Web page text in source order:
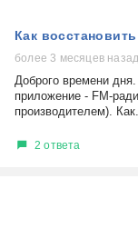
Как
более 3 месяцев назад
Доброго времени
приложение - FM-
производителем).
2 ответа